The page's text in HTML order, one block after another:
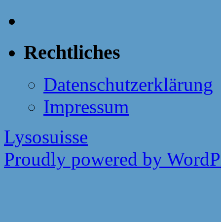
Rechtliches
Datenschutzerklärung
Impressum
Lysosuisse
Proudly powered by